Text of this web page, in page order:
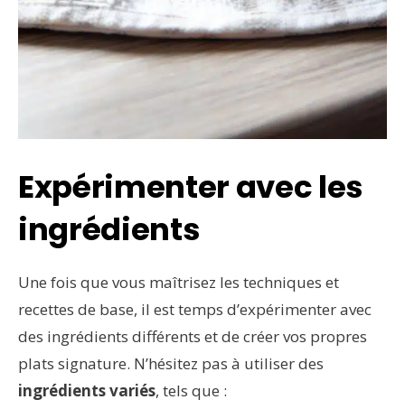
Expérimenter avec les
ingrédients
Une fois que vous maîtrisez les techniques et
recettes de base, il est temps d’expérimenter avec
des ingrédients différents et de créer vos propres
plats signature. N’hésitez pas à utiliser des
ingrédients variés, tels que :